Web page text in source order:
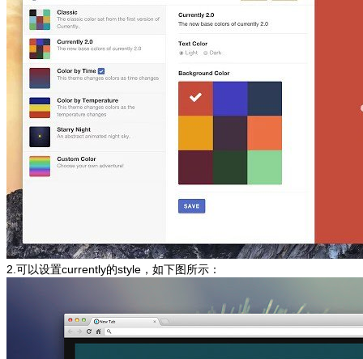
2.可以设置currently的style，如下图所示：